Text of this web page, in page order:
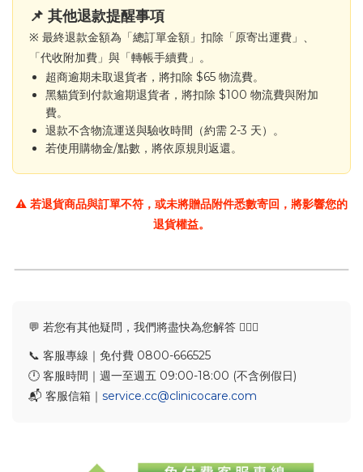
📌 其他退款提醒事項
※ 最終退款金額為「總訂單金額」扣除「原寄出運費」、
「代收附加費」與「轉帳手續費」。
超商逾期未取退貨者，將扣除 $65 物流費。
黑貓貨到付款逾期退貨者，將扣除 $100 物流費與附加
費。
退款不含物流運送與驗收時間（約需 2-3 天）。
若使用購物金/點數，將依原規則返還。
⚠️ 若退貨商品與訂單不符，或未將贈品附件悉數寄回，將影響您的
退貨權益。
💬 若您有其他疑問，我們將盡快為您解答 🙇🏻‍♂️
📞 客服專線｜免付費 0800-666525
🕛 客服時間｜週一至週五 09:00-18:00 (不含例假日)
📬 客服信箱｜ service.cc@clinicocare.com